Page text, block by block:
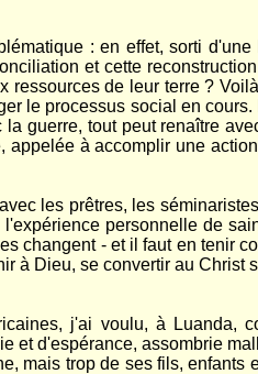
: en effet, sorti d'une
et cette
ressources de leur terre ?
le processus social en cours.
guerre, tout peut renaître
à accomplir une
les prêtres, les
personnelle de
changent - et il faut en tenir
à Dieu, se convertir au Christ
j'ai voulu, à Luanda,
et d'espérance, assombrie
mais trop de ses fils, enfants